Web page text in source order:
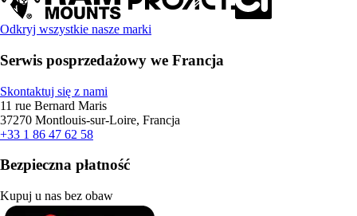
Odkryj wszystkie nasze marki
Serwis posprzedażowy we Francja
Skontaktuj się z nami
11 rue Bernard Maris
37270 Montlouis-sur-Loire, Francja
+33 1 86 47 62 58
Bezpieczna płatność
Kupuj u nas bez obaw